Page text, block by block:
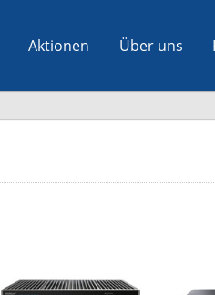
Aktionen Über uns